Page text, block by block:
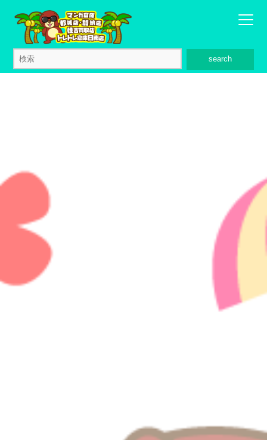
search